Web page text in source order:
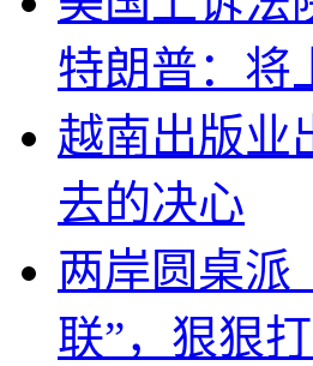
特朗普：将
越南出版业
去的决心
两岸圆桌派
联”，狠狠